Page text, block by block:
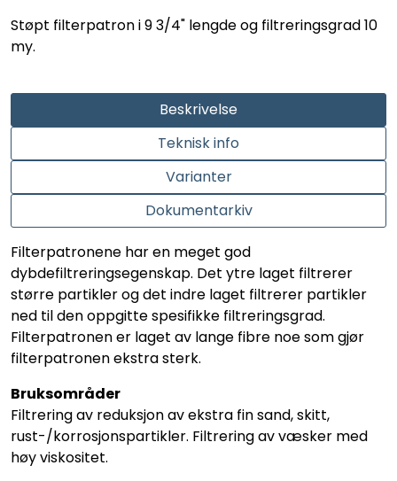
Støpt filterpatron i 9 3/4" lengde og filtreringsgrad 10
my.
Beskrivelse
Teknisk info
Varianter
Dokumentarkiv
Filterpatronene har en meget god
dybdefiltreringsegenskap. Det ytre laget filtrerer
større partikler og det indre laget filtrerer partikler
ned til den oppgitte spesifikke filtreringsgrad.
Filterpatronen er laget av lange fibre noe som gjør
filterpatronen ekstra sterk.
Bruksområder
Filtrering av reduksjon av ekstra fin sand, skitt,
rust-/korrosjonspartikler. Filtrering av væsker med
høy viskositet.
LAGERSALG
Om oss